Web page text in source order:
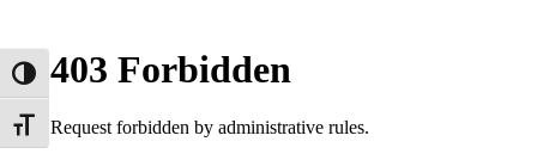
UMSCHALTEN AUF HOHE KONTRASTE
SCHRIFT VERGRÖSSERN